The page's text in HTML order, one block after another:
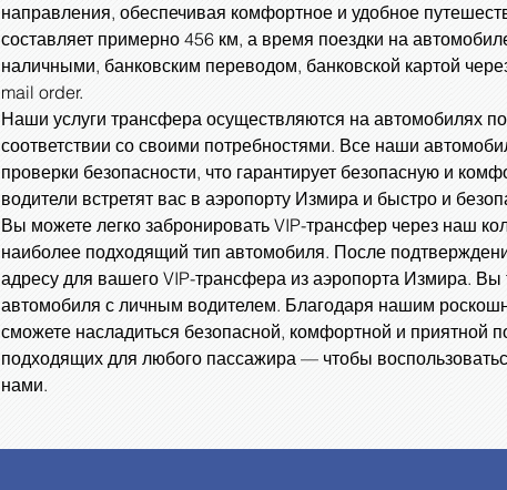
направления, обеспечивая комфортное и удобное
составляет примерно 456 км, а время поездки на
наличными, банковским переводом, банковской картой
mail order.
Наши услуги трансфера осуществляются на автомобилях
соответствии со своими потребностями. Все наши
проверки безопасности, что гарантирует безопасную и
водители встретят вас в аэропорту Измира и быстро и
Вы можете легко забронировать VIP-трансфер через наш
наиболее подходящий тип автомобиля. После
адресу для вашего VIP-трансфера из аэропорта Измира.
автомобиля с личным водителем. Благодаря нашим
сможете насладиться безопасной, комфортной и приятной
подходящих для любого пассажира — чтобы
нами.